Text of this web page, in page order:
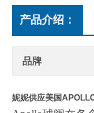
产品介绍：
品牌
妮妮供应美国